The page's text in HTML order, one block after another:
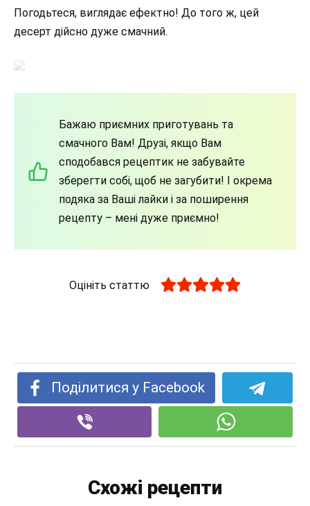
Погодьтеся, виглядає ефектно! До того ж, цей
десерт дійсно дуже смачний.
Бажаю приємних приготувань та
смачного Вам! Друзі, якщо Вам
сподобався рецептик не забувайте
зберегти собі, щоб не загубити! І окрема
подяка за Ваші лайки і за поширення
рецепту – мені дуже приємно!
Оцініть статтю
Поділитися у Facebook
Схожі рецепти